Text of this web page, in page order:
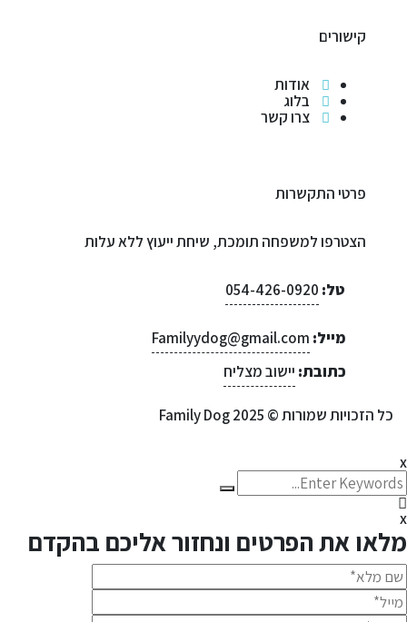
קישורים
אודות
בלוג
צרו קשר
פרטי התקשרות
הצטרפו למשפחה תומכת, שיחת ייעוץ ללא עלות
טל:054-426-0920
מייל:Familyydog@gmail.com
כתובת:יישוב מצליח
כל הזכויות שמורות © 2025 Family Dog
את הפרטים ונחזור אליכם בהקדם